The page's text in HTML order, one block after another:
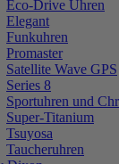
Eco-Drive Uhren
Elegant
Funkuhren
Promaster
Satellite Wave GPS
Series 8
Sportuhren und
Super-Titanium
Tsuyosa
Taucheruhren